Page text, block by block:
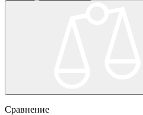
Сравнение